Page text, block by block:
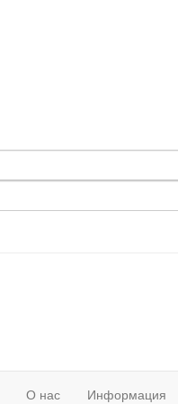
О нас Информация